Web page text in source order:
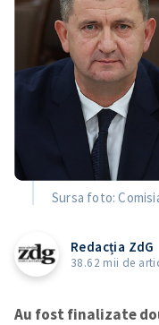
Sursa foto:
Redacția ZdG
38.62 mii de
Au fost finalizate